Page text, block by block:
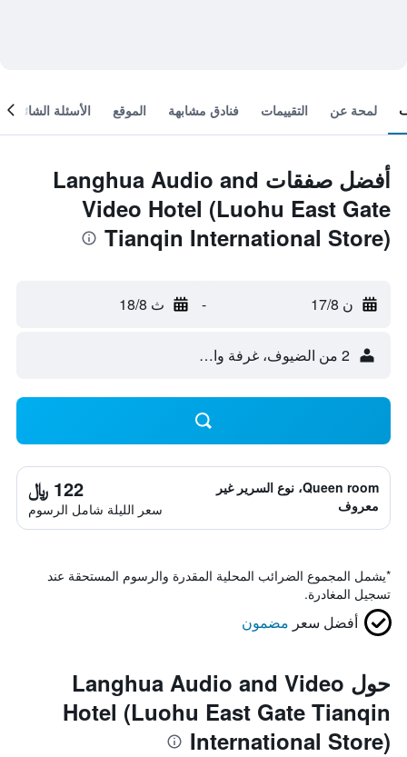
لمحة عن التقييمات فنادق مشابهة الموقع الأسئلة الشائعة
أفضل صفقات Langhua Audio and
Video Hotel (Luohu East Gate
Tianqin International Store)
ن 17/8 - ث 18/8
2 من الضيوف، غرفة واحدة
Queen room، نوع السرير غير
معروف
122 ﷼
سعر الليلة شامل الرسوم
*يشمل المجموع الضرائب المحلية المقدرة والرسوم المستحقة عند
تسجيل المغادرة.
أفضل سعر مضمون
حول Langhua Audio and Video
Hotel (Luohu East Gate Tianqin
International Store)